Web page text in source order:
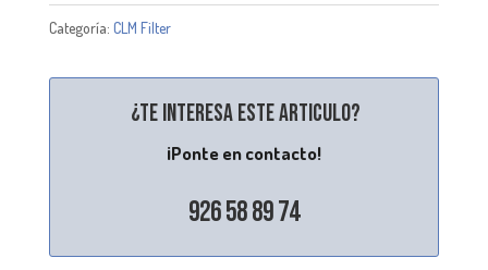
Categoría: CLM Filter
¿Te interesa este articulo?
¡Ponte en contacto!
926 58 89 74